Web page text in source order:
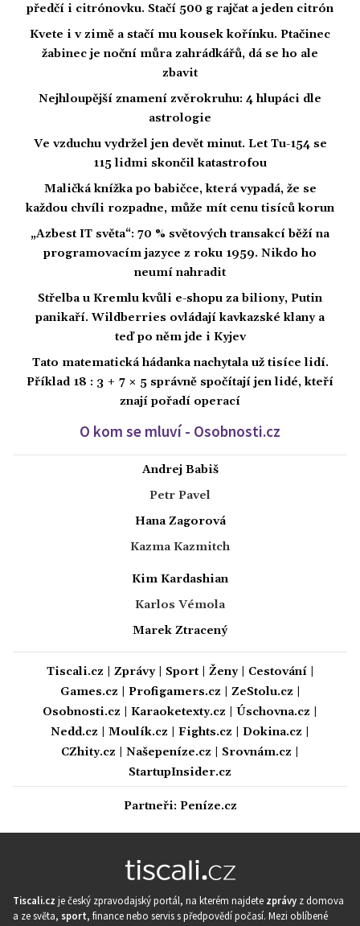
předčí i citrónovku. Stačí 500 g rajčat a jeden citrón
Kvete i v zimě a stačí mu kousek kořínku. Ptačinec
žabinec je noční můra zahrádkářů, dá se ho ale
zbavit
Nejhloupější znamení zvěrokruhu: 4 hlupáci dle
astrologie
Ve vzduchu vydržel jen devět minut. Let Tu-154 se
115 lidmi skončil katastrofou
Maličká knížka po babičce, která vypadá, že se
každou chvíli rozpadne, může mít cenu tisíců korun
„Azbest IT světa“: 70 % světových transakcí běží na
programovacím jazyce z roku 1959. Nikdo ho
neumí nahradit
Střelba u Kremlu kvůli e-shopu za biliony, Putin
panikaří. Wildberries ovládají kavkazské klany a
teď po něm jde i Kyjev
Tato matematická hádanka nachytala už tisíce lidí.
Příklad 18 : 3 + 7 × 5 správně spočítají jen lidé, kteří
znají pořadí operací
O kom se mluví - Osobnosti.cz
Andrej Babiš
Petr Pavel
Hana Zagorová
Kazma Kazmitch
Kim Kardashian
Karlos Vémola
Marek Ztracený
Tiscali.cz Zprávy| Sport| Ženy| Cestování|
Games.cz
Profigamers.cz ZeStolu.cz
Osobnosti.cz
Karaoketexty.cz Úschovna.cz
Nedd.cz
Moulík.cz Fights.cz Dokina.cz
CZhity.cz
Našepeníze.cz Srovnám.cz
StartupInsider.cz
Partneři: Peníze.cz
Tiscali.cz je český zpravodajský portál, na kterém najdete zprávy z domova
a ze světa, sport, finance nebo servis s předpovědí počasí. Mezi oblíbené